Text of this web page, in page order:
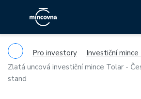
Pro investory
Investiční mince
Zlatá uncová investiční mince Tolar -
stand